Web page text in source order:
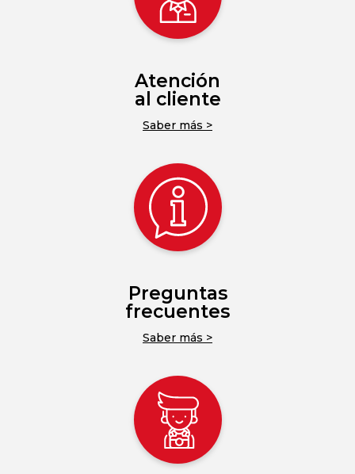
Atención
al cliente
Saber más >
Preguntas
frecuentes
Saber más >